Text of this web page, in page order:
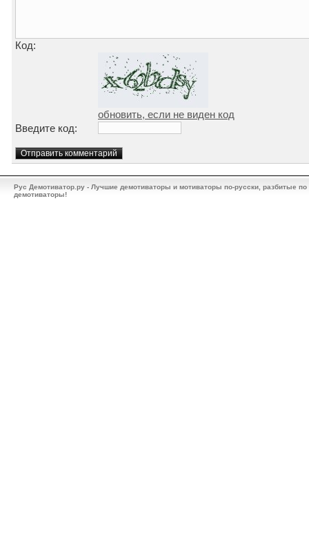
Код:
обновить, если не виден код
Введите код:
Рус Демотиватор.ру - Лучшие демотиваторы и мотиваторы по-русски, разбитые
демотиваторы!